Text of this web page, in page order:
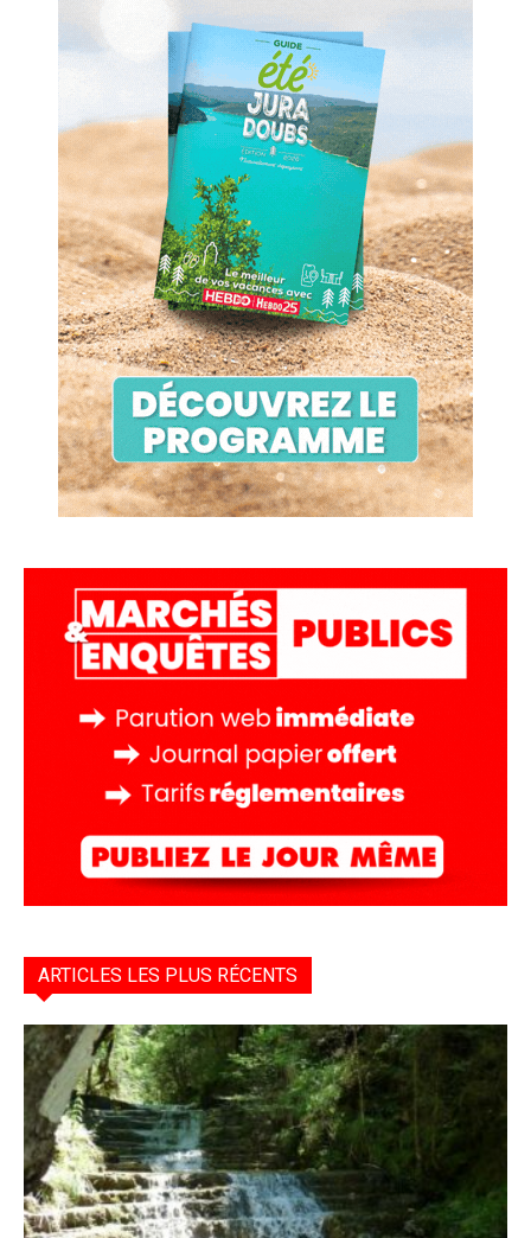
ARTICLES LES PLUS RÉCENTS